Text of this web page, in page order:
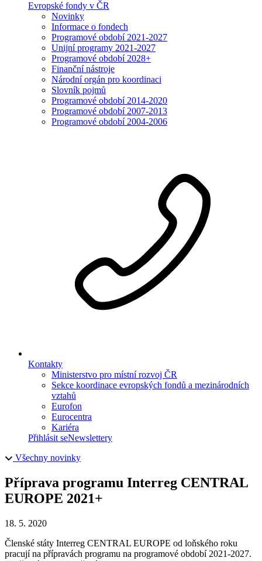
Evropské fondy v ČR
Novinky
Informace o fondech
Programové období 2021-2027
Unijní programy 2021-2027
Programové období 2028+
Finanční nástroje
Národní orgán pro koordinaci
Slovník pojmů
Programové období 2014-2020
Programové období 2007-2013
Programové období 2004-2006
Kontakty
Ministerstvo pro místní rozvoj ČR
Sekce koordinace evropských fondů a mezinárodních
vztahů
Eurofon
Eurocentra
Kariéra
Přihlásit seNewslettery
Všechny novinky
Příprava programu Interreg CENTRAL
EUROPE 2021+
18. 5. 2020
Členské státy Interreg CENTRAL EUROPE od loňského roku
pracují na přípravách programu na programové období 2021-2027.